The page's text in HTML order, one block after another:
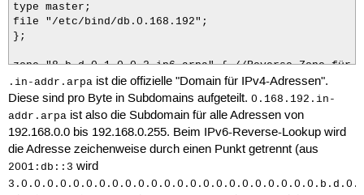
type master;
file "/etc/bind/db.0.168.192";
};
zone "8.b.d.0.1.0.0.2.ip6.arpa" { //Reverse-Zone für
type master;
file "/etc/bind/db.8.b.d.0.1.0.0.2.ip6.arpa";
.in-addr.arpaist die offizielle "Domain für IPv4-Adressen".
Diese sind pro Byte in Subdomains aufgeteilt. 0.168.192.in-
addr.arpaist also die Subdomain für alle Adressen von
192.168.0.0 bis 192.168.0.255. Beim IPv6-Reverse-Lookup wird
die Adresse zeichenweise durch einen Punkt getrennt (aus
2001:db::3 wird